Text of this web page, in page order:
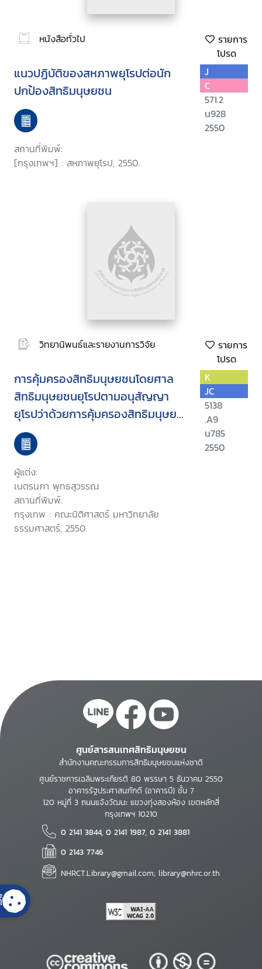
หนังสือทั่วไป
รายการ
โปรด
แนวปฏิบัติของสหภาพยุโรปต่อนัก
ปกป้องสิทธิมนุษยชน
สถานที่พิมพ์:
[กรุงเทพฯ] : สหภาพยุโรป, 2550.
J
C
571.2
น928
2550
วิทยานิพนธ์และรายงานการวิจัย
รายการ
โปรด
การคุ้มครองสิทธิมนุษยชนโดยศาล
สิทธิมนุษยชนยุโรปตามอนุสัญญา
ยุโรปว่าด้วยการคุ้มครองสิทธิมนุษย
ชนและเสรีภาพขั้นพื้นฐาน ค.ศ. 1950
ผู้แต่ง:
เนตรนภา พุทธสุวรรณ
สถานที่พิมพ์:
กรุงเทพ : คณะนิติศาสตร์ มหาวิทยาลัย
ธรรมศาสตร์, 2550.
K
JC
5138
.A9
น785
2550
ศูนย์สารสนเทศสิทธิมนุษยชน
สำนักงานคณะกรรมการสิทธิมนุษยชนแห่งชาติ
ศูนย์ราชการเฉลิมพระเกียรติ 80 พรรษา 5 ธันวาคม 2550
อาคารรัฐประศาสนภักดี (อาคารบี) ชั้น 7
120 หมู่ที่ 3 ถนนแจ้งวัฒนะ แขวงทุ่งสองห้อง เขตหลักสี่
กรุงเทพฯ 10210
0 2141 3844, 0 2141 1987, 0 2141 3881
0 2143 7746
NHRCT.Library@gmail.com; library@nhrc.or.th